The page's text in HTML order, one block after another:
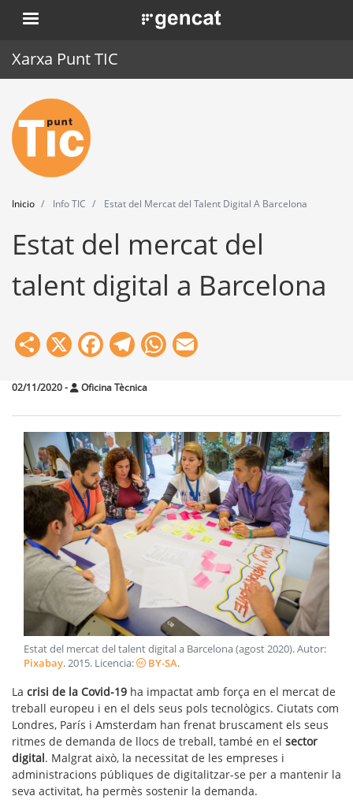
Pasar
al
. Obre en una nova finestra.
Xarxa Punt TIC
Inicio
Punt TIC
Actualidad
Agenda
Formación
Herramientas
Inicio Info TIC Estat del Mercat del Talent Digital A Barcelona
Estat del mercat del
talent digital a Barcelona
Share
X Facebook
Telegram
WhatsApp
02/11/2020- Oficina Tècnica
Estat del mercat del talent digital a Barcelona (agost 2020). Autor:
Pixabay.2015. Licencia: BY-SA.
La crisi de la Covid-19 ha impactat amb força en el mercat de
treball europeu i en el dels seus pols tecnològics. Ciutats com
Londres, París i Amsterdam han frenat bruscament els seus
ritmes de demanda de llocs de treball, també en el sector
digital. Malgrat això, la necessitat de les empreses i
administracions públiques de digitalitzar-se per a mantenir la
seva activitat, ha permès sostenir la demanda.